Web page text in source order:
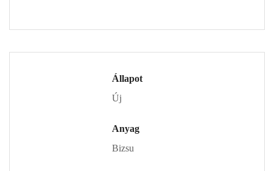
Állapot
Új
Anyag
Bizsu